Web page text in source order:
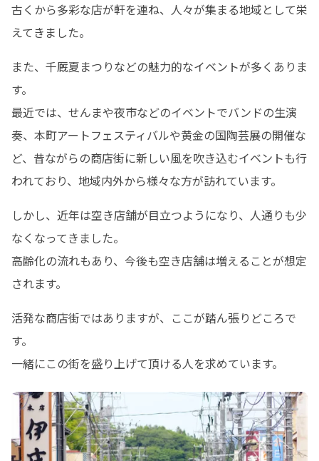
古くから多彩な店が軒を連ね、人々が集まる地域として栄
えてきました。
また、千厩夏まつりなどの魅力的なイベントが多くありま
す。
最近では、せんまや夜市などのイベントでバンドの生演
奏、本町アートフェスティバルや黄金の国陶芸展の開催な
ど、昔ながらの商店街に新しい風を吹き込むイベントも行
われており、地域内外から様々な方が訪れています。
しかし、近年は空き店舗が目立つようになり、人通りも少
なくなってきました。
高齢化の流れもあり、今後も空き店舗は増えることが想定
されます。
活発な商店街ではありますが、ここが踏ん張りどころで
す。
一緒にこの街を盛り上げて頂ける人を求めています。